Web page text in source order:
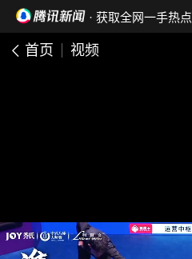
· 获取全网一手热点
首页 视频